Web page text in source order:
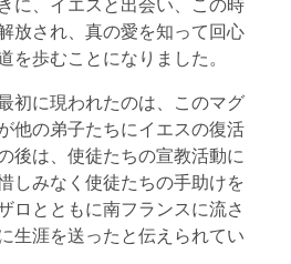
放され、真の愛を知って回心
を歩むことになりました。
初に現われたのは、このマグ
他の弟子たちにイエスの復活
後は、使徒たちの宣教活動に
しみなく使徒たちの手助けを
ロとともに南フランスに流さ
生涯を送ったと伝えられてい